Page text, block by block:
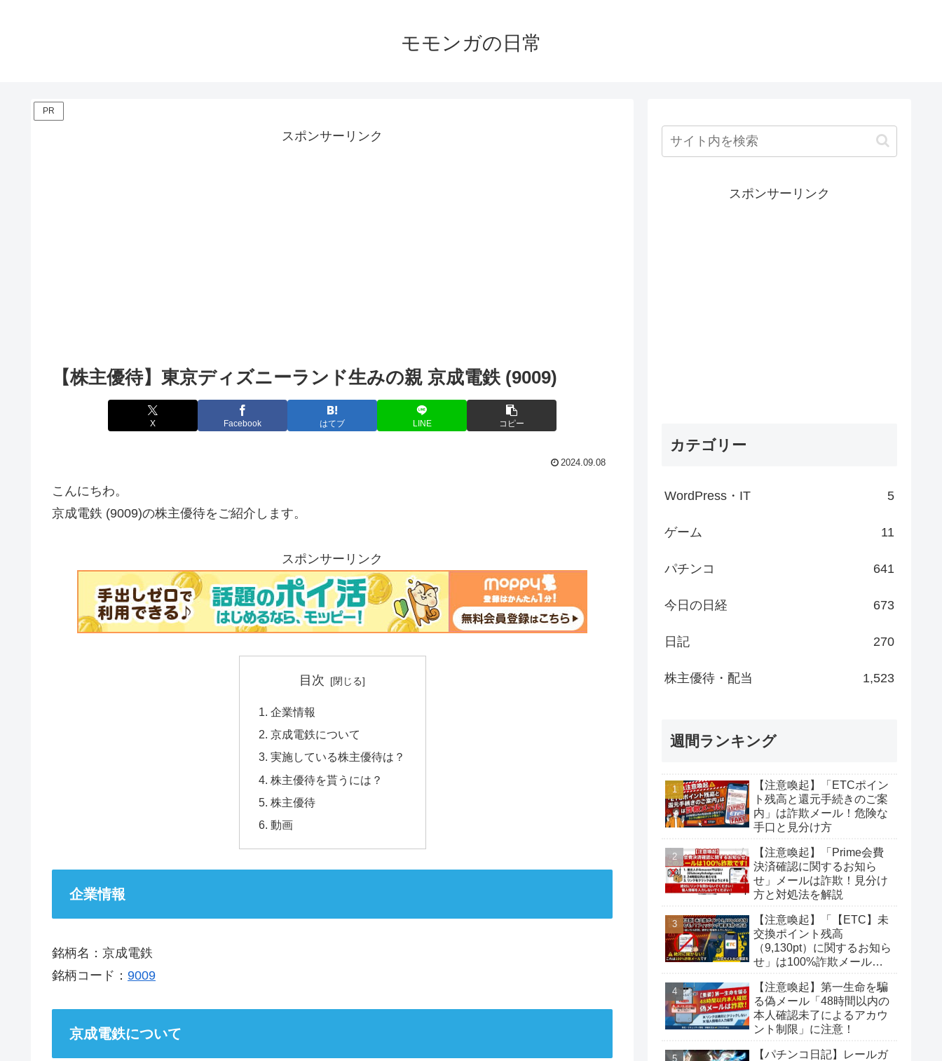
モモンガの日常
PR
スポンサーリンク
【株主優待】東京ディズニーランド生みの親 京成電鉄 (9009)
X Facebook はてブ LINE コピー
2024.09.08
こんにちわ。
京成電鉄 (9009)の株主優待をご紹介します。
スポンサーリンク
目次
企業情報
京成電鉄について
実施している株主優待は？
株主優待を貰うには？
株主優待
動画
企業情報
銘柄名：京成電鉄
銘柄コード： 9009
京成電鉄について
スポンサーリンク
カテゴリー
WordPress・IT 5
ゲーム 11
パチンコ 641
今日の日経 673
日記 270
株主優待・配当 1,523
週間ランキング
【注意喚起】「ETCポイン
ト残高と還元手続きのご案
内」は詐欺メール！危険な
手口と見分け方
【注意喚起】「Prime会費
決済確認に関するお知ら
せ」メールは詐欺！見分け
方と対処法を解説
【注意喚起】「【ETC】未
交換ポイント残高
（9,130pt）に関するお知ら
せ」は100%詐欺メール！
【注意喚起】第一生命を騙
る偽メール「48時間以内の
本人確認未了によるアカウ
ント制限」に注意！
【パチンコ日記】レールガ